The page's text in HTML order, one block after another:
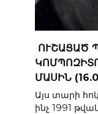
ՈՒՇԱՑԱԾ
ՄԱՍԻՆ
Այս տարի
ինչ 1991